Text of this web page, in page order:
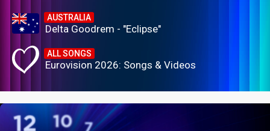
AUSTRALIA
Delta Goodrem - "Eclipse"
ALL SONGS
Eurovision 2026: Songs & Videos